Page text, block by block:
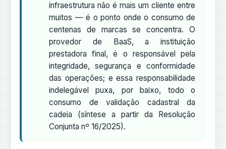
infraestrutura não é mais um cliente entre
muitos — é o ponto onde o consumo de
centenas de marcas se concentra. O
provedor de BaaS, a instituição
prestadora final, é o responsável pela
integridade, segurança e conformidade
das operações; e essa responsabilidade
indelegável puxa, por baixo, todo o
consumo de validação cadastral da
cadeia (síntese a partir da Resolução
Conjunta nº 16/2025).